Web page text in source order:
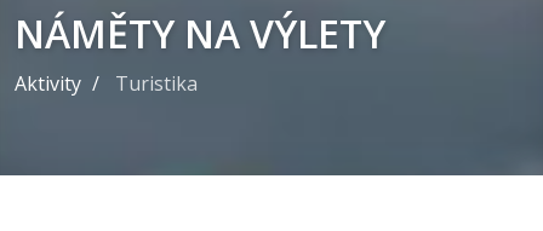
NÁMĚTY NA VÝLETY
Aktivity / Turistika